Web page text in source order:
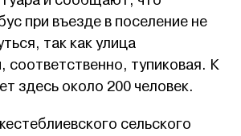
при въезде в поселение не
так как улица
соответственно, тупиковая. К
здесь около 200 человек.
сельского